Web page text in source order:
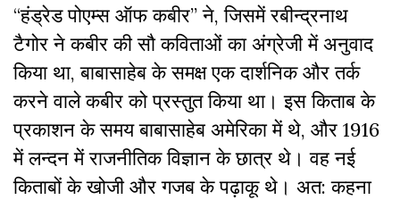
“हंड्रेड पोएम्स ऑफ कबीर” ने, जिसमें रबीन्द्रनाथ
टैगोर ने कबीर की सौ कविताओं का अंग्रेजी में अनुवाद
किया था, बाबासाहेब के समक्ष एक दार्शनिक और तर्क
करने वाले कबीर को प्रस्तुत किया था। इस किताब के
प्रकाशन के समय बाबासाहेब अमेरिका में थे, और 1916
में लन्दन में राजनीतिक विज्ञान के छात्र थे। वह नई
किताबों के खोजी और गजब के पढ़ाकू थे। अत: कहना